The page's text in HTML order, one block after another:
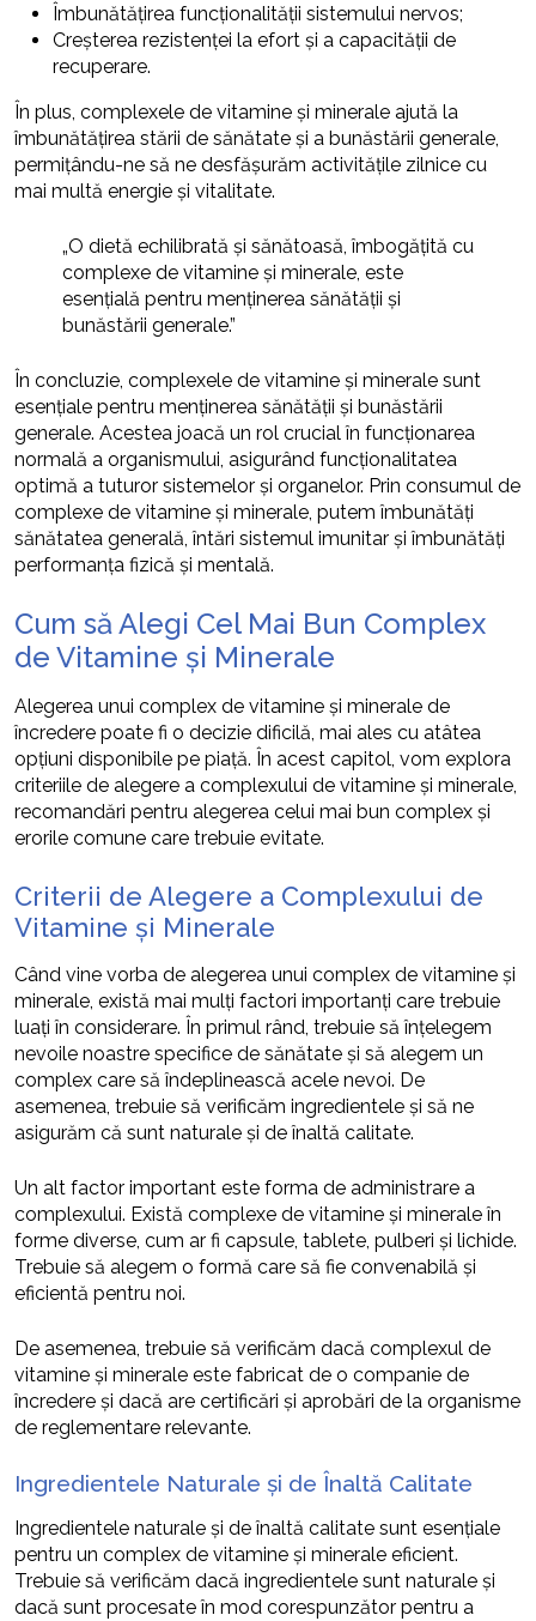
Îmbunătățirea funcționalității sistemului nervos;
Creșterea rezistenței la efort și a capacității de
recuperare.
În plus, complexele de vitamine și minerale ajută la
îmbunătățirea stării de sănătate și a bunăstării generale,
permițându-ne să ne desfășurăm activitățile zilnice cu
mai multă energie și vitalitate.
„O dietă echilibrată și sănătoasă, îmbogățită cu
complexe de vitamine și minerale, este
esențială pentru menținerea sănătății și
bunăstării generale.”
În concluzie, complexele de vitamine și minerale sunt
esențiale pentru menținerea sănătății și bunăstării
generale. Acestea joacă un rol crucial în funcționarea
normală a organismului, asigurând funcționalitatea
optimă a tuturor sistemelor și organelor. Prin consumul de
complexe de vitamine și minerale, putem îmbunătăți
sănătatea generală, întări sistemul imunitar și îmbunătăți
performanța fizică și mentală.
Cum să Alegi Cel Mai Bun Complex
de Vitamine și Minerale
Alegerea unui complex de vitamine și minerale de
încredere poate fi o decizie dificilă, mai ales cu atâtea
opțiuni disponibile pe piață. În acest capitol, vom explora
criteriile de alegere a complexului de vitamine și minerale,
recomandări pentru alegerea celui mai bun complex și
erorile comune care trebuie evitate.
Criterii de Alegere a Complexului de
Vitamine și Minerale
Când vine vorba de alegerea unui complex de vitamine și
minerale, există mai mulți factori importanți care trebuie
luați în considerare. În primul rând, trebuie să înțelegem
nevoile noastre specifice de sănătate și să alegem un
complex care să îndeplinească acele nevoi. De
asemenea, trebuie să verificăm ingredientele și să ne
asigurăm că sunt naturale și de înaltă calitate.
Un alt factor important este forma de administrare a
complexului. Există complexe de vitamine și minerale în
forme diverse, cum ar fi capsule, tablete, pulberi și lichide.
Trebuie să alegem o formă care să fie convenabilă și
eficientă pentru noi.
De asemenea, trebuie să verificăm dacă complexul de
vitamine și minerale este fabricat de o companie de
încredere și dacă are certificări și aprobări de la organisme
de reglementare relevante.
Ingredientele Naturale și de Înaltă Calitate
Ingredientele naturale și de înaltă calitate sunt esențiale
pentru un complex de vitamine și minerale eficient.
Trebuie să verificăm dacă ingredientele sunt naturale și
dacă sunt procesate în mod corespunzător pentru a